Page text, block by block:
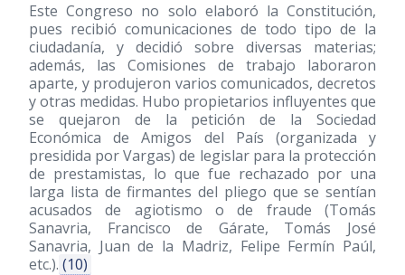
Este Congreso no solo elaboró la Constitución,
pues recibió comunicaciones de todo tipo de la
ciudadanía, y decidió sobre diversas materias;
además, las Comisiones de trabajo laboraron
aparte, y produjeron varios comunicados, decretos
y otras medidas. Hubo propietarios influyentes que
se quejaron de la petición de la Sociedad
Económica de Amigos del País (organizada y
presidida por Vargas) de legislar para la protección
de prestamistas, lo que fue rechazado por una
larga lista de firmantes del pliego que se sentían
acusados de agiotismo o de fraude (Tomás
Sanavria, Francisco de Gárate, Tomás José
Sanavria, Juan de la Madriz, Felipe Fermín Paúl,
etc.). (10)